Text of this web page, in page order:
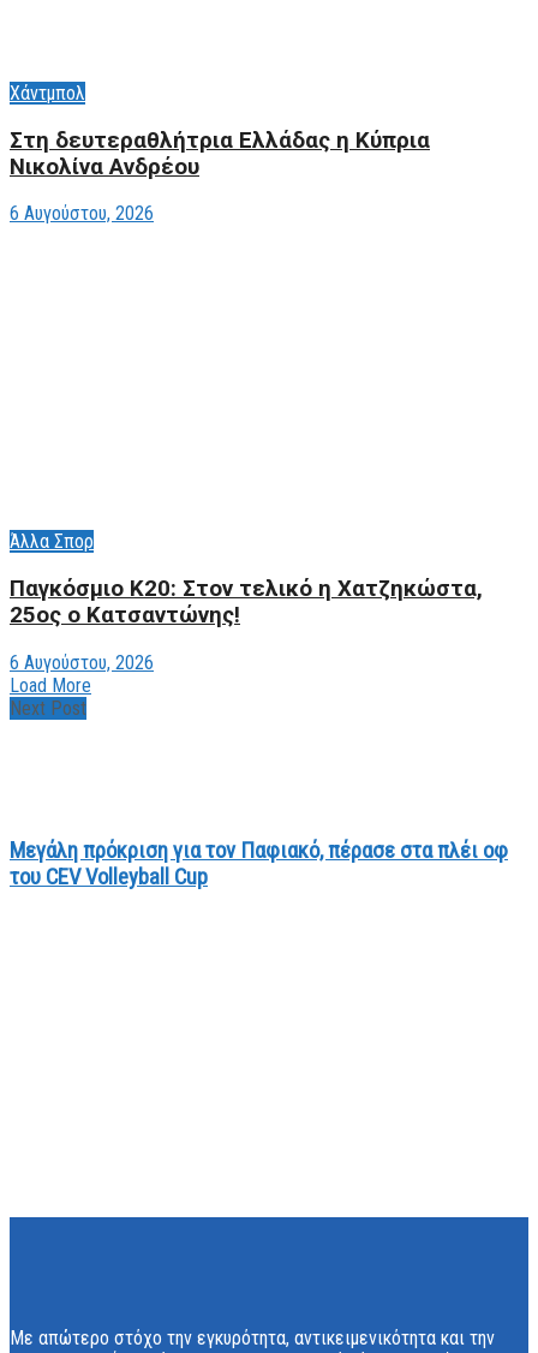
Χάντμπολ
Στη δευτεραθλήτρια Ελλάδας η Κύπρια
Νικολίνα Ανδρέου
6 Αυγούστου, 2026
Άλλα Σπορ
Παγκόσμιο Κ20: Στον τελικό η Χατζηκώστα,
25ος ο Κατσαντώνης!
6 Αυγούστου, 2026
Load More
Next Post
Μεγάλη πρόκριση για τον Παφιακό, πέρασε στα πλέι οφ
του CEV Volleyball Cup
Με απώτερο στόχο την εγκυρότητα, αντικειμενικότητα και την